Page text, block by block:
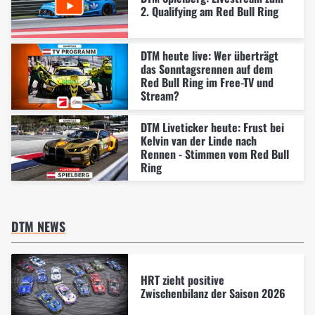
2. Qualifying am Red Bull Ring
DTM heute live: Wer überträgt
das Sonntagsrennen auf dem
Red Bull Ring im Free-TV und
Stream?
DTM Liveticker heute: Frust bei
Kelvin van der Linde nach
Rennen - Stimmen vom Red Bull
Ring
DTM NEWS
HRT zieht positive
Zwischenbilanz der Saison 2026